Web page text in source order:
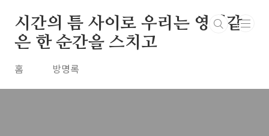
시간의 틈 사이로 우리는 영원같
은 한 순간을 스치고
홈 방명록